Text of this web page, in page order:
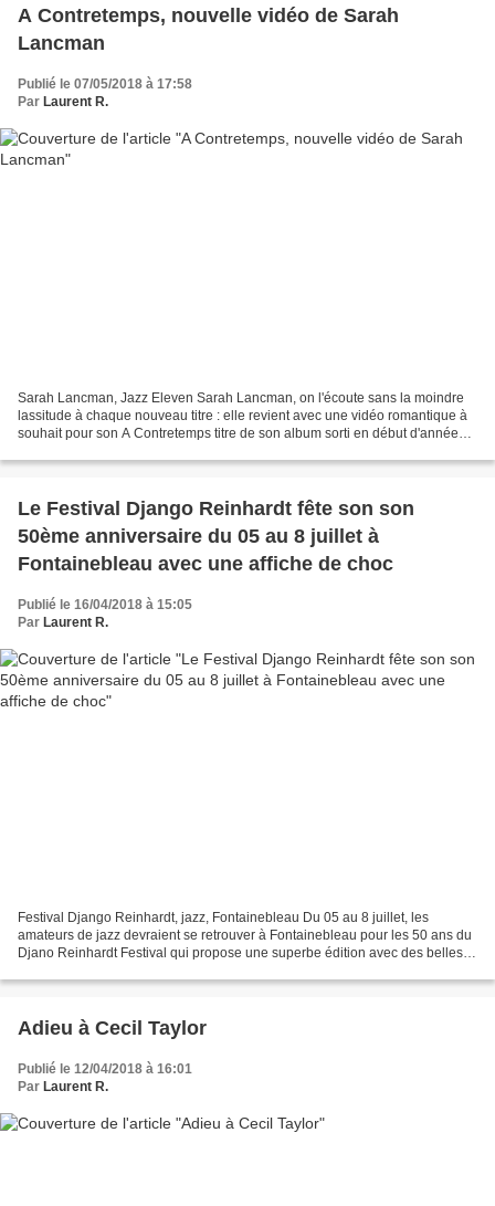
A Contretemps, nouvelle vidéo de Sarah
Lancman
Publié le 07/05/2018 à 17:58
Par Laurent R.
Sarah Lancman, Jazz Eleven Sarah Lancman, on l'écoute sans la moindre
lassitude à chaque nouveau titre : elle revient avec une vidéo romantique à
souhait pour son A Contretemps titre de son album sorti en début d'année
Le Festival Django Reinhardt fête son son
50ème anniversaire du 05 au 8 juillet à
Fontainebleau avec une affiche de choc
Publié le 16/04/2018 à 15:05
Par Laurent R.
Festival Django Reinhardt, jazz, Fontainebleau Du 05 au 8 juillet, les
amateurs de jazz devraient se retrouver à Fontainebleau pour les 50 ans du
Djano Reinhardt Festival qui propose une superbe édition avec des belles
Adieu à Cecil Taylor
Publié le 12/04/2018 à 16:01
Par Laurent R.